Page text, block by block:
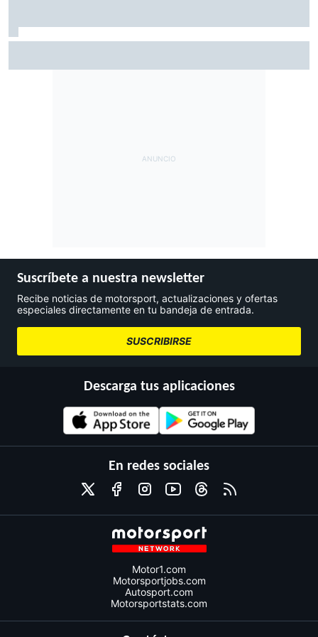
Suscríbete a nuestra newsletter
Recibe noticias de motorsport, actualizaciones y ofertas
especiales directamente en tu bandeja de entrada.
SUSCRIBIRSE
Descarga tus aplicaciones
En redes sociales
Motor1.com
Motorsportjobs.com
Autosport.com
Motorsportstats.com